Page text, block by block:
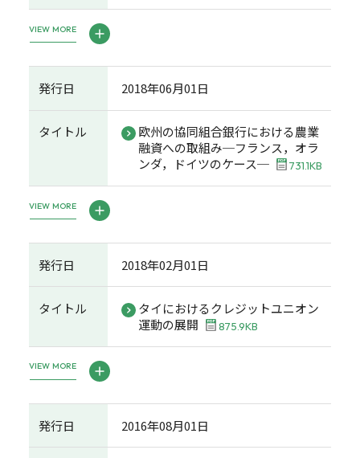
VIEW MORE
発行日 2018年06月01日
タイトル
欧州の協同組合銀行における農業
融資への取組み─フランス，オラ
ンダ，ドイツのケース─
731.1KB
VIEW MORE
発行日 2018年02月01日
タイトル
タイにおけるクレジットユニオン
運動の展開
875.9KB
VIEW MORE
発行日 2016年08月01日